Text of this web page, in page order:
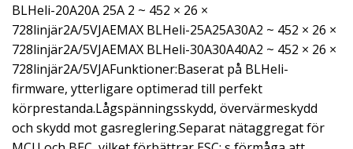
BLHeli-20A20A 25A 2 ~ 452 × 26 ×
728linjär2A/5VJAEMAX BLHeli-25A25A30A2 ~ 452 × 26 ×
728linjär2A/5VJAEMAX BLHeli-30A30A40A2 ~ 452 × 26 ×
728linjär2A/5VJAFunktioner:Baserat på BLHeli-
firmware, ytterligare optimerad till perfekt
körprestanda.Lågspänningsskydd, övervärmeskydd
och skydd mot gasreglering.Separat nätaggregat för